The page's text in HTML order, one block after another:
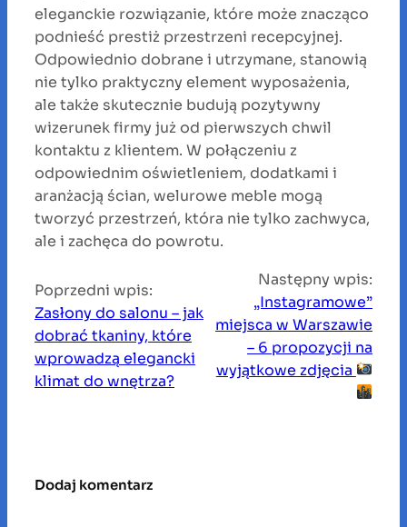
eleganckie rozwiązanie, które może znacząco
podnieść prestiż przestrzeni recepcyjnej.
Odpowiednio dobrane i utrzymane, stanowią
nie tylko praktyczny element wyposażenia,
ale także skutecznie budują pozytywny
wizerunek firmy już od pierwszych chwil
kontaktu z klientem. W połączeniu z
odpowiednim oświetleniem, dodatkami i
aranżacją ścian, welurowe meble mogą
tworzyć przestrzeń, która nie tylko zachwyca,
ale i zachęca do powrotu.
Poprzedni wpis:
Zasłony do salonu – jak
dobrać tkaniny, które
wprowadzą elegancki
klimat do wnętrza?
Następny wpis:
„Instagramowe”
miejsca w Warszawie
– 6 propozycji na
wyjątkowe zdjęcia
Dodaj komentarz